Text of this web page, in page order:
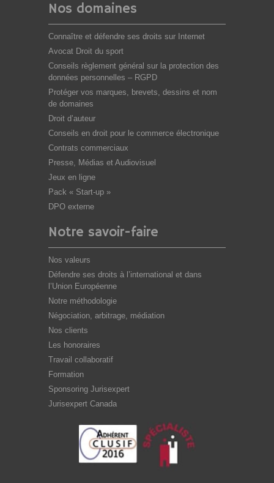
Nos domaines
Connaître et défendre ses droits sur Internet
Avocat Droit du sport
Conseils règlement général sur la protection des
données personnelles – RGPD
Protéger vos marques, brevets, dessins et nom
de domaines
Droit d’auteur
Conseils en droit pour le commerce électronique
Contrats commerciaux
Presse, Médias et Audiovisuel
Jeux en ligne
Pack « Start-up »
DPO externe
Notre savoir-faire
Nos valeurs
Défendre ses droits à l’international et dans
l’Union Européenne
Notre méthodologie
Négociation, arbitrage, médiation
Nos clients
Les honoraires
Travail collaboratif
Formation
Sponsoring Jurisexpert
Jurisexpert Canada